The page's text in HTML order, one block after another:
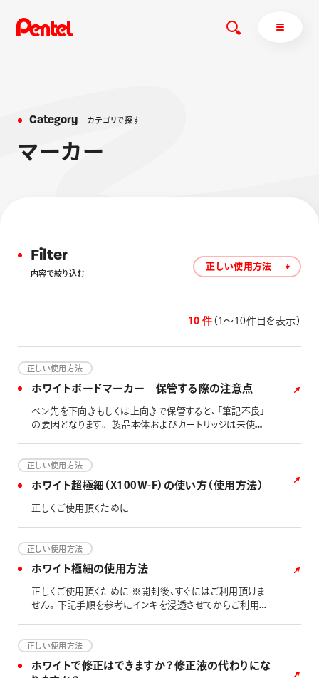
その他
Category カテゴリで探す
マーカ ー
Filter
内容で絞り込む
正しい使用方法
10 件 （1〜10件目を表示）
正しい使用方法
ホワイトボードマーカー 保管する際の注意点
ペン先を下向きもしくは上向きで保管すると、「筆記不良」
の要因となります。 製品本体およびカートリッジは未使用
ある面を、必ず上にして保管をお願い致します。 日本筆
記具工業会の「お役立ち情報 マーキングペン編」もご参
照ください。
正しい使用方法
ホワイト超極細（X100W-F）の使い方（使用方法）
正しくご使用頂くために
正しい使用方法
ホワイト極細の使用方法
正しくご使用頂くために ※開封後、すぐにはご利用頂けま
せん。下記手順を参考にインキを浸透させてからご利用く
正しい使用方法
ホワイトで修正はできますか？修正液の代わりにな